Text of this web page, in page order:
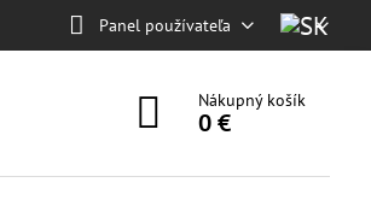
Panel používateľa
Nákupný košík
0 €